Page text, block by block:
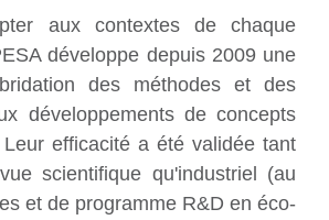
aux contextes de chaque
développe depuis 2009 une
des méthodes et des
développements de concepts
efficacité a été validée tant
scientifique qu'industriel (au
et de programme R&D en éco-